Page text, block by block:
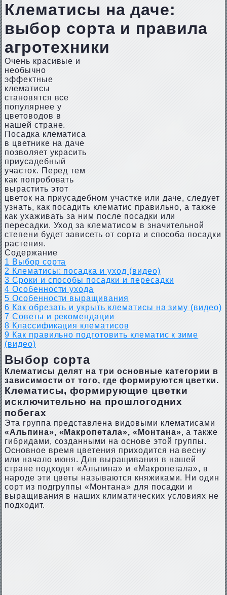
Клематисы на даче:
выбор сорта и правила
агротехники
Очень красивые и
необычно
эффектные
клематисы
становятся все
популярнее у
цветоводов в
нашей стране.
Посадка клематиса
в цветнике на даче
позволяет украсить
приусадебный
участок. Перед тем
как попробовать
вырастить этот
цветок на приусадебном участке или даче, следует
узнать, как посадить клематис правильно, а также
как ухаживать за ним после посадки или
пересадки. Уход за клематисом в значительной
степени будет зависеть от сорта и способа посадки
растения.
Содержание
1 Выбор сорта
2 Клематисы: посадка и уход (видео)
3 Сроки и способы посадки и пересадки
4 Особенности ухода
5 Особенности выращивания
6 Как обрезать и укрыть клематисы на зиму (видео)
7 Советы и рекомендации
8 Классификация клематисов
9 Как правильно подготовить клематис к зиме
(видео)
Выбор сорта
Клематисы делят на три основные категории в
зависимости от того, где формируются цветки.
Клематисы, формирующие цветки
исключительно на прошлогодних
побегах
Эта группа представлена видовыми клематисами
«Альпина», «Макропетала», «Монтана», а также
гибридами, созданными на основе этой группы.
Основное время цветения приходится на весну
или начало июня. Для выращивания в нашей
стране подходят «Альпина» и «Макропетала», в
народе эти цветы называются княжиками. Ни один
сорт из подгруппы «Монтана» для посадки и
выращивания в наших климатических условиях не
подходит.